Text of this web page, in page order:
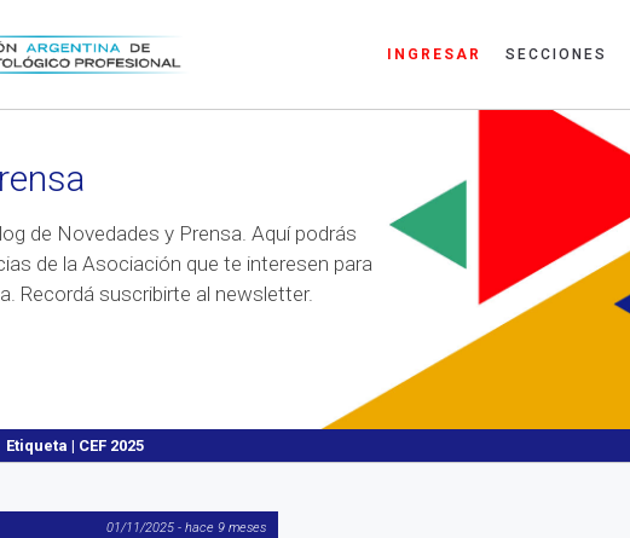
INGRESAR SECCIONES
de Novedades y Prensa. Aquí podrás
de la Asociación que te interesen para
Recordá suscribirte al newsletter.
Etiqueta | CEF 2025
01/11/2025 - hace 9 meses